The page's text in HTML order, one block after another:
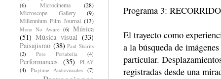
Programa 3:
El trayecto como
a la búsqueda de
particular.
registradas desde una
(6)
Microcinema
(28)
Microscope Gallery
(9)
Millennium Film Journal (13)
Mono No Aware (6) Música
(51) Música visual (33)
Paisajismo (38) Paul Sharits
(2)
Pere Portabella (4)
Performances (35)
PLAY
(4)
Playtime Audiovisuales (7)